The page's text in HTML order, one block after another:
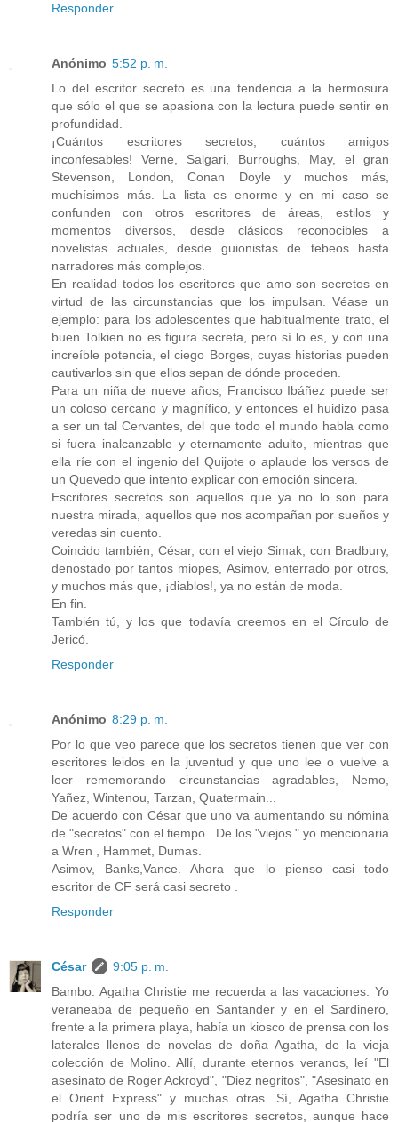
Responder
Anónimo 5:52 p. m.
Lo del escritor secreto es una tendencia a la hermosura
que sólo el que se apasiona con la lectura puede sentir en
profundidad.
¡Cuántos escritores secretos, cuántos amigos
inconfesables! Verne, Salgari, Burroughs, May, el gran
Stevenson, London, Conan Doyle y muchos más,
muchísimos más. La lista es enorme y en mi caso se
confunden con otros escritores de áreas, estilos y
momentos diversos, desde clásicos reconocibles a
novelistas actuales, desde guionistas de tebeos hasta
narradores más complejos.
En realidad todos los escritores que amo son secretos en
virtud de las circunstancias que los impulsan. Véase un
ejemplo: para los adolescentes que habitualmente trato, el
buen Tolkien no es figura secreta, pero sí lo es, y con una
increíble potencia, el ciego Borges, cuyas historias pueden
cautivarlos sin que ellos sepan de dónde proceden.
Para un niña de nueve años, Francisco Ibáñez puede ser
un coloso cercano y magnífico, y entonces el huidizo pasa
a ser un tal Cervantes, del que todo el mundo habla como
si fuera inalcanzable y eternamente adulto, mientras que
ella ríe con el ingenio del Quijote o aplaude los versos de
un Quevedo que intento explicar con emoción sincera.
Escritores secretos son aquellos que ya no lo son para
nuestra mirada, aquellos que nos acompañan por sueños y
veredas sin cuento.
Coincido también, César, con el viejo Simak, con Bradbury,
denostado por tantos miopes, Asimov, enterrado por otros,
y muchos más que, ¡diablos!, ya no están de moda.
En fin.
También tú, y los que todavía creemos en el Círculo de
Jericó.
Responder
Anónimo 8:29 p. m.
Por lo que veo parece que los secretos tienen que ver con
escritores leidos en la juventud y que uno lee o vuelve a
leer rememorando circunstancias agradables, Nemo,
Yañez, Wintenou, Tarzan, Quatermain...
De acuerdo con César que uno va aumentando su nómina
de "secretos" con el tiempo . De los "viejos " yo mencionaria
a Wren , Hammet, Dumas.
Asimov, Banks,Vance. Ahora que lo pienso casi todo
escritor de CF será casi secreto .
Responder
César
9:05 p. m.
Bambo: Agatha Christie me recuerda a las vacaciones. Yo
veraneaba de pequeño en Santander y en el Sardinero,
frente a la primera playa, había un kiosco de prensa con los
laterales llenos de novelas de doña Agatha, de la vieja
colección de Molino. Allí, durante eternos veranos, leí "El
asesinato de Roger Ackroyd", "Diez negritos", "Asesinato en
el Orient Express" y muchas otras. Sí, Agatha Christie
podría ser uno de mis escritores secretos, aunque hace